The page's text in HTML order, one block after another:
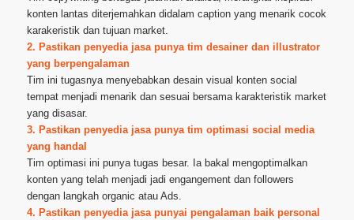
konten lantas diterjemahkan didalam caption yang menarik cocok
karakeristik dan tujuan market.
2. Pastikan penyedia jasa punya tim desainer dan illustrator
yang berpengalaman
Tim ini tugasnya menyebabkan desain visual konten social
tempat menjadi menarik dan sesuai bersama karakteristik market
yang disasar.
3. Pastikan penyedia jasa punya tim optimasi social media
yang handal
Tim optimasi ini punya tugas besar. Ia bakal mengoptimalkan
konten yang telah menjadi jadi engangement dan followers
dengan langkah organic atau Ads.
4. Pastikan penyedia jasa punyai pengalaman baik personal